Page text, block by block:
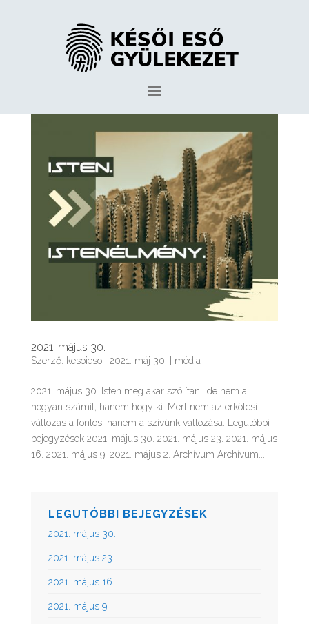
2021. május 30.
Szerző: kesoieso| 2021. máj 30. média
2021. május 30. Isten meg akar szólítani, de nem a
hogyan számít, hanem hogy ki. Mert nem az erkölcsi
változás a fontos, hanem a szívünk változása. Legutóbbi
bejegyzések 2021. május 30. 2021. május 23. 2021. május
16. 2021. május 9. 2021. május 2. Archívum Archívum...
LEGUTÓBBI BEJEGYZÉSEK
2021. május 30.
2021. május 23.
2021. május 16.
2021. május 9.